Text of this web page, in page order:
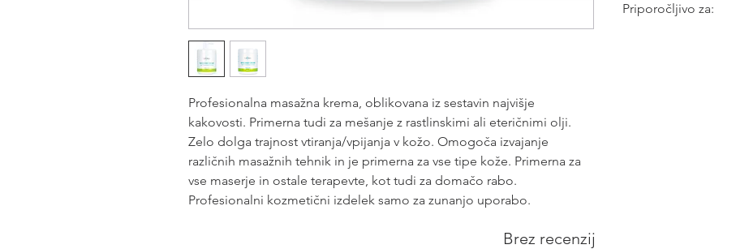
Profesionalna masažna krema, oblikovana iz sestavin najvišje
kakovosti. Primerna tudi za mešanje z rastlinskimi ali eteričnimi olji.
Zelo dolga trajnost vtiranja/vpijanja v kožo. Omogoča izvajanje
različnih masažnih tehnik in je primerna za vse tipe kože. Primerna za
vse maserje in ostale terapevte, kot tudi za domačo rabo.
Profesionalni kozmetični izdelek samo za zunanjo uporabo.
Za vse vrste masaž
Priporočljivo za:
Brez recenzij